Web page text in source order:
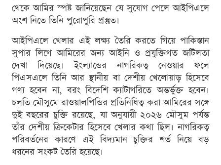
থেকে আমির স্পষ্ট জানিয়েছেন যে সুযোগ পেলে আইপিএলে
অংশ নিতে তিনি পুরোপুরি প্রস্তুত।
আইপিএলে খেলার এই লক্ষ্য তৈরি করতে গিয়ে পাকিস্তান
সুপার লিগে আমিরের জন্য আইনি ও প্রযুক্তিগত জটিলতা
দেখা দিয়েছে। ইংল্যান্ডের নাগরিকত্ব নেওয়ার ফলে
পিএসএলে তিনি আর স্থানীয় বা দেশীয় খেলোয়াড় হিসেবে
গণ্য হবেন না, বরং বিদেশি ক্যাটাগরিতে অন্তর্ভুক্ত হবেন।
চলতি মৌসুমে রাওয়ালপিন্ডির প্রতিনিধিত্ব করা আমিরের সঙ্গে
দুই বছরের চুক্তি রয়েছে, যা অনুযায়ী ২০২৬ মৌসুম পর্যন্ত
তাঁর দেশীয় ক্রিকেটার হিসেবে খেলার কথা ছিল। নাগরিকত্ব
পরিবর্তনের কারণে এই বিদ্যমান চুক্তির শর্ত নিয়ে বড়
ধরনের সংকট তৈরি হয়েছে।